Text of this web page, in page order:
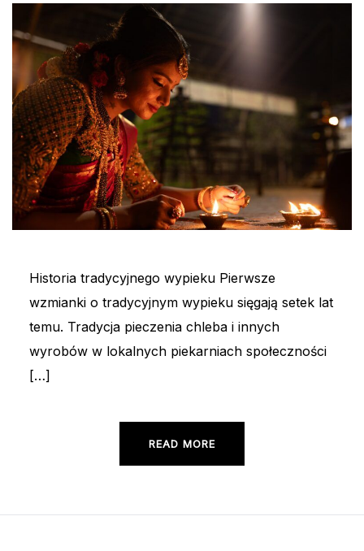
Historia tradycyjnego wypieku Pierwsze
wzmianki o tradycyjnym wypieku sięgają setek lat
temu. Tradycja pieczenia chleba i innych
wyrobów w lokalnych piekarniach społeczności
[…]
READ MORE